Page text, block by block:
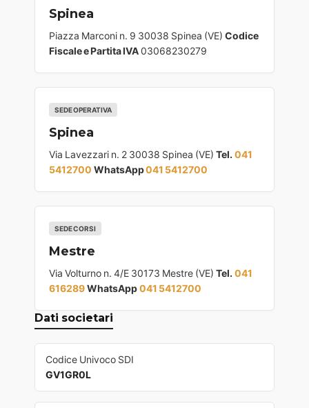
Spinea
Piazza Marconi n. 9 30038 Spinea (VE) Codice
Fiscale e Partita IVA03068230279
SEDE OPERATIVA
Spinea
Via Lavezzari n. 2 30038 Spinea (VE) Tel. 041
5412700 WhatsApp041 5412700
SEDE CORSI
Mestre
Via Volturno n. 4/E 30173 Mestre (VE) Tel. 041
616289WhatsApp041 5412700
Dati societari
Codice Univoco SDI
GV1GR0L